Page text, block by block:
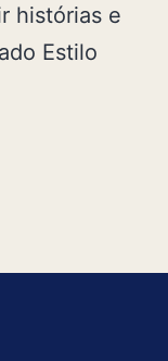
histórias e
Estilo